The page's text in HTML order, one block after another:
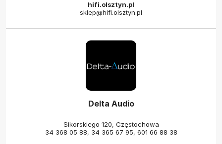
hifi.olsztyn.pl
sklep@hifi.olsztyn.pl
Delta Audio
Sikorskiego 120, Częstochowa
34 368 05 88, 34 365 67 95, 601 66 88 38